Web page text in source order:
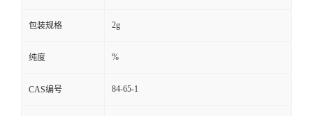
包装规格 2g
纯度 %
CAS编号 84-65-1